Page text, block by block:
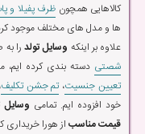
کالاهایی همچون ظرف پفیلا و
ها و مدل های مختلف موجود
علاوه بر اینکه وسایل تولدرا
شصتی دسته بندی کرده
تعیین جنسیت،تم جشن تکلیف
خود افزوده ایم. تمامی وسایل
قیمت مناسب از هورا خریداری